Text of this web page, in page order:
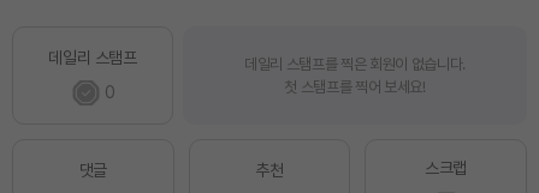
데일리 스탬프
0
데일리 스탬프를 찍은 회원이 없습니다.
첫 스탬프를 찍어 보세요!
댓글
추천
스크랩